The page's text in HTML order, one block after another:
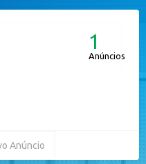
1
Anúncios
Anúncio